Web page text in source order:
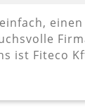
ist Fiteco